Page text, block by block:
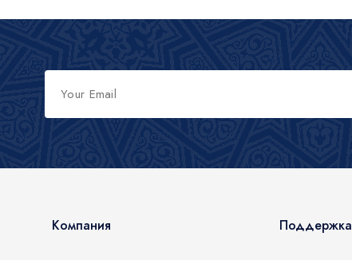
Компания Поддержка